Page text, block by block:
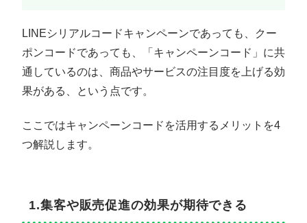
LINEシリアルコードキャンペーンであっても、クー
ポンコードであっても、「キャンペーンコード」に共
通しているのは、商品やサービスの注目度を上げる効
果がある、という点です。
ここではキャンペーンコードを活用するメリットを4
つ解説します。
1.集客や販売促進の効果が期待できる